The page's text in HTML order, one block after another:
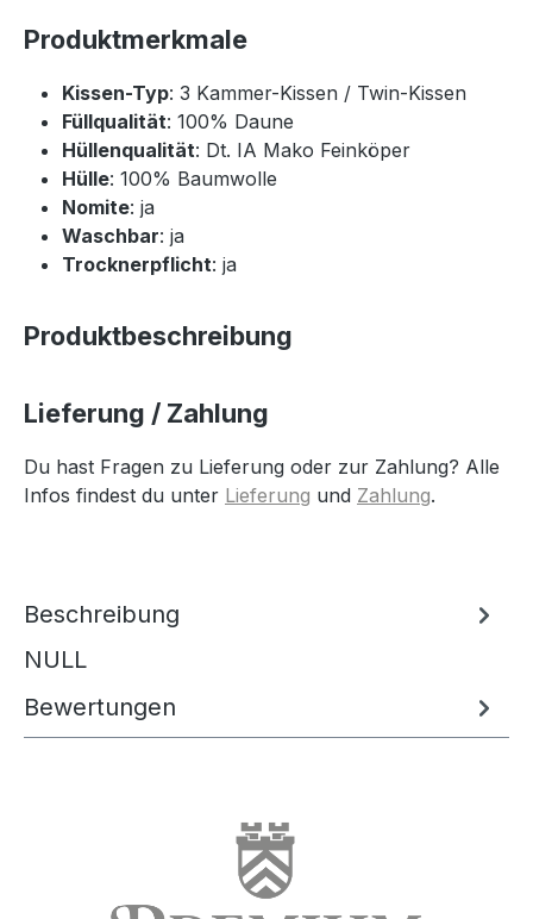
Produktmerkmale
Kissen-Typ: 3 Kammer-Kissen / Twin-Kissen
Füllqualität: 100% Daune
Hüllenqualität: Dt. IA Mako Feinköper
Hülle: 100% Baumwolle
Nomite: ja
Waschbar: ja
Trocknerpflicht: ja
Produktbeschreibung
Lieferung / Zahlung
Du hast Fragen zu Lieferung oder zur Zahlung? Alle
Infos findest du unter Lieferung und Zahlung.
Beschreibung
NULL
Bewertungen